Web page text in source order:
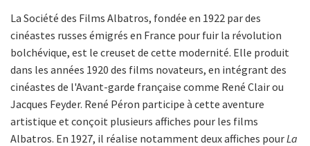
La Société des Films Albatros, fondée en 1922 par des
cinéastes russes émigrés en France pour fuir la révolution
bolchévique, est le creuset de cette modernité. Elle produit
dans les années 1920 des films novateurs, en intégrant des
cinéastes de l'Avant-garde française comme René Clair ou
Jacques Feyder. René Péron participe à cette aventure
artistique et conçoit plusieurs affiches pour les films
Albatros. En 1927, il réalise notamment deux affiches pourLa